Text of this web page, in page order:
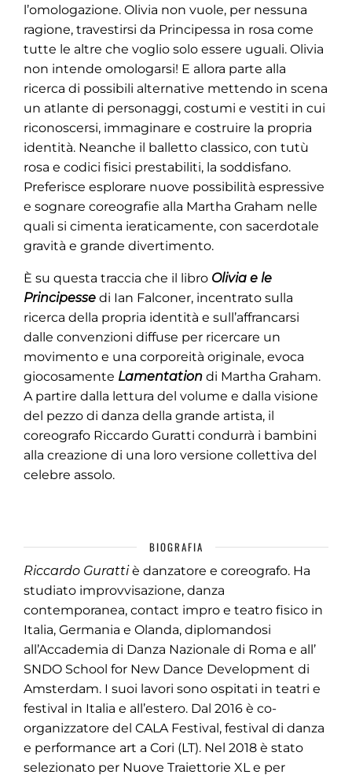
l’omologazione. Olivia non vuole, per nessuna
ragione, travestirsi da Principessa in rosa come
tutte le altre che voglio solo essere uguali. Olivia
non intende omologarsi! E allora parte alla
ricerca di possibili alternative mettendo in scena
un atlante di personaggi, costumi e vestiti in cui
riconoscersi, immaginare e costruire la propria
identità. Neanche il balletto classico, con tutù
rosa e codici fisici prestabiliti, la soddisfano.
Preferisce esplorare nuove possibilità espressive
e sognare coreografie alla Martha Graham nelle
quali si cimenta ieraticamente, con sacerdotale
gravità e grande divertimento.
È su questa traccia che il libro Olivia e le
Principesse di Ian Falconer, incentrato sulla
ricerca della propria identità e sull’affrancarsi
dalle convenzioni diffuse per ricercare un
movimento e una corporeità originale, evoca
giocosamente Lamentation di Martha Graham.
A partire dalla lettura del volume e dalla visione
del pezzo di danza della grande artista, il
coreografo Riccardo Guratti condurrà i bambini
alla creazione di una loro versione collettiva del
celebre assolo.
BIOGRAFIA
Riccardo Gurattiè danzatore e coreografo. Ha
studiato improvvisazione, danza
contemporanea, contact impro e teatro fisico in
Italia, Germania e Olanda, diplomandosi
all’Accademia di Danza Nazionale di Roma e all’
SNDO School for New Dance Development di
Amsterdam. I suoi lavori sono ospitati in teatri e
festival in Italia e all’estero. Dal 2016 è co-
organizzatore del CALA Festival, festival di danza
e performance art a Cori (LT). Nel 2018 è stato
selezionato per Nuove Traiettorie XL e per